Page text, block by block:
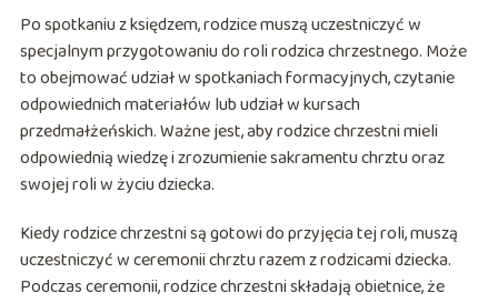
Po spotkaniu z księdzem, rodzice muszą uczestniczyć w
specjalnym przygotowaniu do roli rodzica chrzestnego. Może
to obejmować udział w spotkaniach formacyjnych, czytanie
odpowiednich materiałów lub udział w kursach
przedmałżeńskich. Ważne jest, aby rodzice chrzestni mieli
odpowiednią wiedzę i zrozumienie sakramentu chrztu oraz
swojej roli w życiu dziecka.
Kiedy rodzice chrzestni są gotowi do przyjęcia tej roli, muszą
uczestniczyć w ceremonii chrztu razem z rodzicami dziecka.
Podczas ceremonii, rodzice chrzestni składają obietnice, że